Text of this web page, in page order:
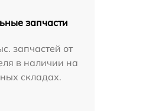
запчасти
запчастей от
в наличии на
складах.